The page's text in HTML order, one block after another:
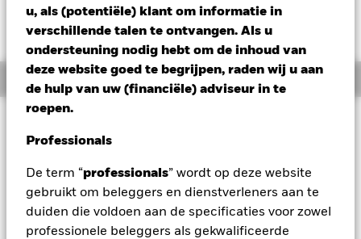
u, als (potentiële) klant om informatie in
verschillende talen te ontvangen. Als u
ondersteuning nodig hebt om de inhoud van
deze website goed te begrijpen, raden wij u aan
de hulp van uw (financiële) adviseur in te
roepen.
Professionals
De term “professionals” wordt op deze website
gebruikt om beleggers en dienstverleners aan te
duiden die voldoen aan de specificaties voor zowel
professionele beleggers als gekwalificeerde
Verandering NAV 1 dag per 07/aug/2026
HKD 1,85 (1,31%)
Overzicht
Het Fonds streeft naar een maximaal rendement op uw
opbrengsten uit de activa van het Fonds. Het Fonds belegt
ten minste 70% van zijn totale vermogen wereldwijd in
aandeleneffecten (bv. aandelen) van bedrijven die werkzaam
zijn in de sector van de duurzame energie. Duurzame